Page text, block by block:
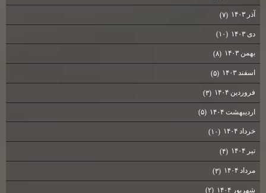
آذر ۱۴۰۳ (۷)
دی ۱۴۰۳ (۱۰)
بهمن ۱۴۰۳ (۸)
اسفند ۱۴۰۳ (۵)
فروردین ۱۴۰۴ (۳)
اردیبهشت ۱۴۰۴ (۵)
خرداد ۱۴۰۴ (۱۰)
تیر ۱۴۰۴ (۴)
مرداد ۱۴۰۴ (۳)
شهریور ۱۴۰۴ (۲)